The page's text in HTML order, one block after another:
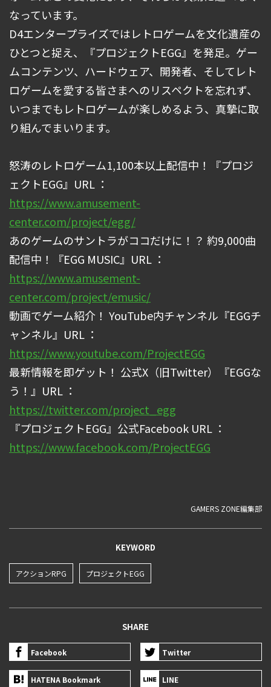
なっています。
D4エンタープライズではレトロゲームを文化遺産の
ひとつと捉え、『プロジェクトEGG』を発足。ゲー
ムコンテンツ、ハードウェア、開発者、そしてレト
ロゲームを愛する皆さまへのリスペクトを忘れず、
いつまでもレトロゲームが楽しめるよう、真摯に取
り組んでまいります。
怒涛のレトロゲーム1,100本以上配信中！『プロジ
ェクトEGG』URL ：
https://www.amusement-
center.com/project/egg/
あのゲームのサントラがココだけに！？ 約9,000曲
配信中！『EGG MUSIC』URL ：
https://www.amusement-
center.com/project/emusic/
動画でゲーム紹介！ YouTube内チャンネル『EGGチ
ャンネル』URL ：
https://www.youtube.com/ProjectEGG
最新情報を即ゲット！ 公式X（旧Twitter）『EGGな
う！』URL ：
https://twitter.com/project_egg
『プロジェクトEGG』公式Facebook URL ：
https://www.facebook.com/ProjectEGG
GAMERS ZONE編集部
KEYWORD
アクションRPG プロジェクトEGG
SHARE
Facebook Twitter
HATENA Bookmark LINE